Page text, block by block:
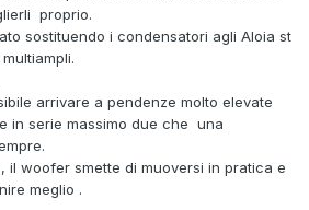
proprio.
sostituendo i condensatori agli Aloia st
arrivare a pendenze molto elevate
in serie massimo due che una
il woofer smette di muoversi in pratica e
meglio .